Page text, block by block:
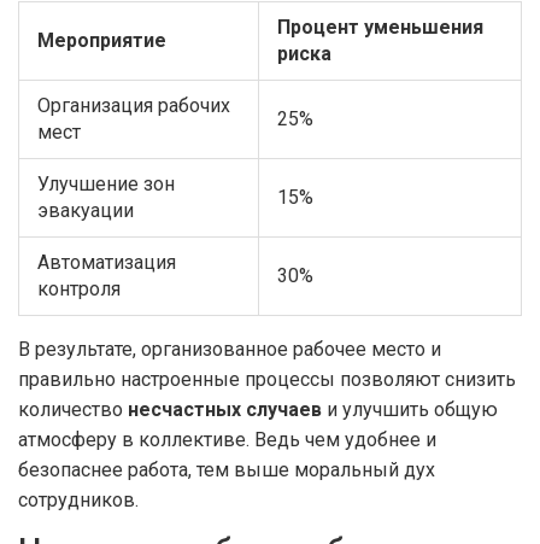
Мероприятие
Процент уменьшения
риска
Организация рабочих
мест
25%
Улучшение зон
эвакуации
15%
Автоматизация
контроля
30%
В результате, организованное рабочее место и
правильно настроенные процессы позволяют снизить
количество несчастных случаев и улучшить общую
атмосферу в коллективе. Ведь чем удобнее и
безопаснее работа, тем выше моральный дух
сотрудников.